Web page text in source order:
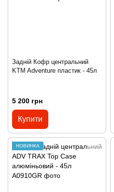
Задній Кофр центральний
KTM Adventure пластик - 45л
5 200 грн
Купити
НОВИНКА